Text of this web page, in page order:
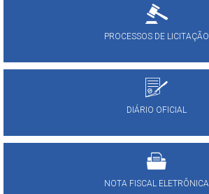
PROCESSOS DE LICITAÇÃO
DIÁRIO OFICIAL
NOTA FISCAL ELETRÔNICA